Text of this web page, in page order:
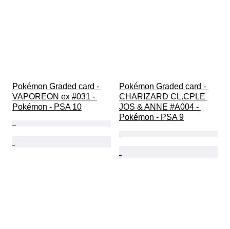
Pokémon Graded card -
VAPOREON ex #031 -
Pokémon - PSA 10
Pokémon Graded card -
CHARIZARD CL.CPLE
JOS & ANNE #A004 -
Pokémon - PSA 9